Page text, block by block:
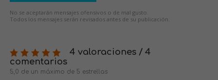
No se aceptarán mensajes ofensivos o de mal gusto.
Todos los mensajes serán revisados antes de su publicación.
4 valoraciones / 4
comentarios
5,0 de un máximo de 5 estrellas